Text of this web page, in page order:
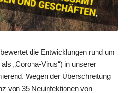
die Entwicklungen rund um
„Corona-Virus“) in unserer
Wegen der Überschreitung
von 35 Neuinfektionen von